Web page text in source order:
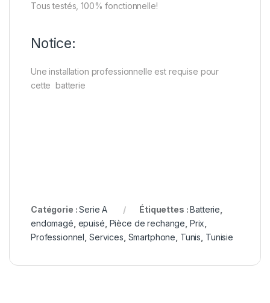
Tous testés, 100% fonctionnelle!
Notice:
Une installation professionnelle est requise pour
cette batterie
Catégorie :Serie A Étiquettes :Batterie
endomagé epuisé Pièce de rechange Prix
Professionnel Services Smartphone Tunis Tunisie